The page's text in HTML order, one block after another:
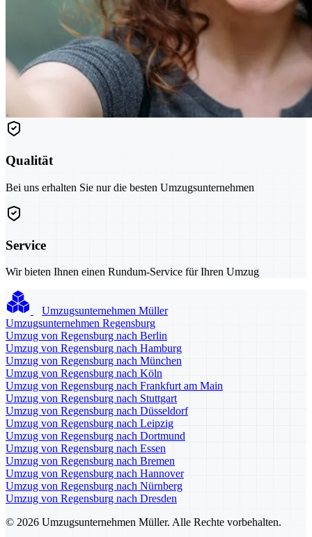
Qualität
Bei uns erhalten Sie nur die besten Umzugsunternehmen
Service
Wir bieten Ihnen einen Rundum-Service für Ihren Umzug
Umzugsunternehmen Müller
Umzugsunternehmen Regensburg
Umzug von Regensburg nach Berlin
Umzug von Regensburg nach Hamburg
Umzug von Regensburg nach München
Umzug von Regensburg nach Köln
Umzug von Regensburg nach Frankfurt am Main
Umzug von Regensburg nach Stuttgart
Umzug von Regensburg nach Düsseldorf
Umzug von Regensburg nach Leipzig
Umzug von Regensburg nach Dortmund
Umzug von Regensburg nach Essen
Umzug von Regensburg nach Bremen
Umzug von Regensburg nach Hannover
Umzug von Regensburg nach Nürnberg
Umzug von Regensburg nach Dresden
© 2026 Umzugsunternehmen Müller. Alle Rechte vorbehalten.